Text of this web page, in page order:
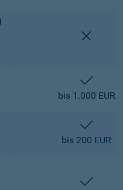
bis 1.000 EUR
bis 200 EUR